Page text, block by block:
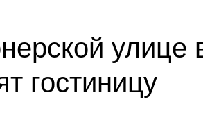
улице
гостиницу